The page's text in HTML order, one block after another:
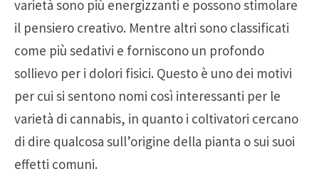
varietà sono più energizzanti e possono stimolare
il pensiero creativo. Mentre altri sono classificati
come più sedativi e forniscono un profondo
sollievo per i dolori fisici. Questo è uno dei motivi
per cui si sentono nomi così interessanti per le
varietà di cannabis, in quanto i coltivatori cercano
di dire qualcosa sull’origine della pianta o sui suoi
effetti comuni.